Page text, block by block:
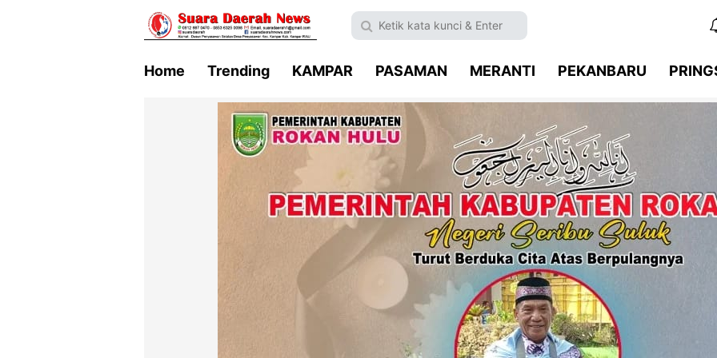
Home Trending KAMPAR PASAMAN MERANTI PEKANBARU